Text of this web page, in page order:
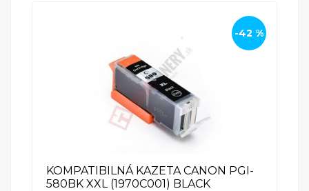
Canon Pixma TS8150
Canon Pixma TS8151
Canon
-42 %
KOMPATIBILNÁ KAZETA CANON PGI-
580BK XXL (1970C001) BLACK